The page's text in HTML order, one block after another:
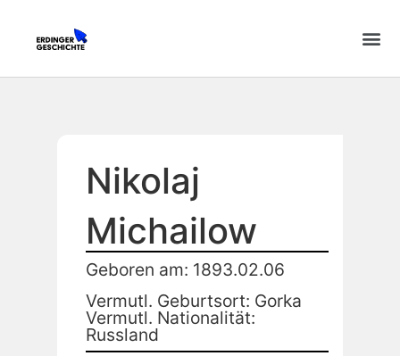
Nikolaj
Michailow
Geboren am: 1893.02.06
Vermutl. Geburtsort: Gorka
Vermutl. Nationalität:
Russland